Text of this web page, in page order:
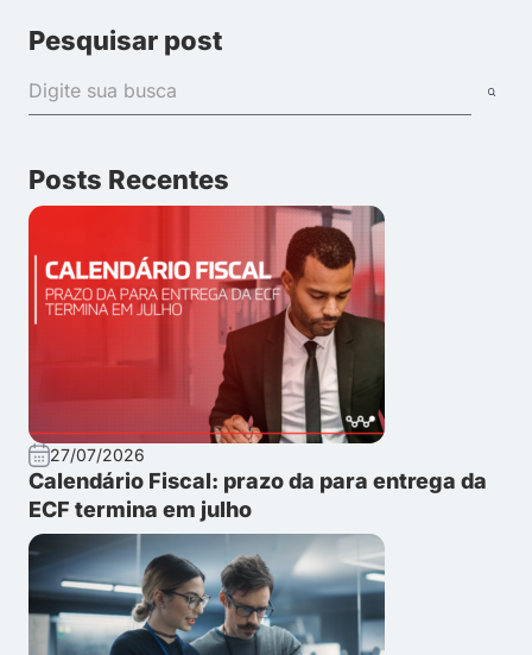
Pesquisar post
Posts Recentes
27/07/2026
Calendário Fiscal: prazo da para entrega da
ECF termina em julho